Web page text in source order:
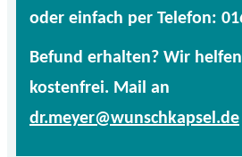
oder einfach per Telefon:
Befund erhalten? Wir
kostenfrei. Mail an
dr.meyer@wunschkapsel.de